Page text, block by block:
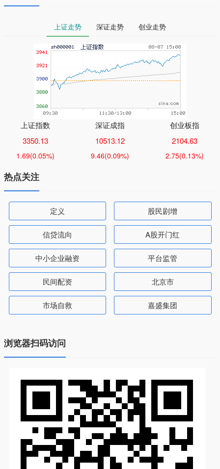
上证走势 深证走势 创业走势
上证指数
3350.13
1.69(0.05%)
深证成指
10513.12
9.46(0.09%)
创业板指
2104.63
2.75(0.13%)
热点关注
定义 股民剧增
信贷流向 A股开门红
中小企业融资 平台监管
民间配资 北京市
市场自救 嘉盛集团
浏览器扫码访问